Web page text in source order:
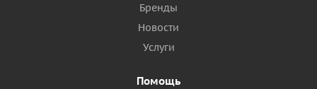
Бренды
Новости
Услуги
Помощь